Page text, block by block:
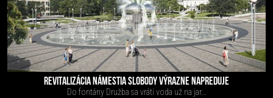
REVITALIZÁCIA NÁMESTIA SLOBODY VÝRAZNE NAPREDUJE
Do fontány Družba sa vráti voda už na jar...